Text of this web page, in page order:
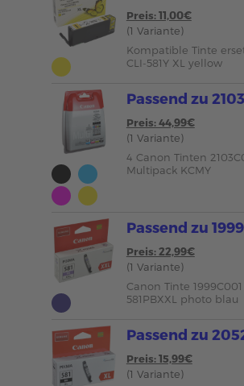
Preis: 11,00€
(1 Variante)
Kompatible Tinte
CLI-581Y XL yellow
Passend zu
Preis: 44,99€
(1 Variante)
4 Canon Tinten
Multipack KCMY
Passend zu
Preis: 22,99€
(1 Variante)
Canon Tinte 1999C001
581PBXXL photo blau
Passend zu
Preis: 15,99€
(1 Variante)